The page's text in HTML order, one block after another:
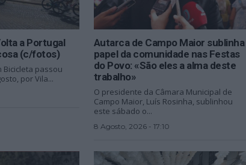
a Portugal
(c/fotos)
Bicicleta passou
por Vila...
Autarca de Campo Maior sublinha
papel da comunidade nas Festas
do Povo: «São eles a alma deste
trabalho»
O presidente da Câmara Municipal de
Campo Maior, Luís Rosinha, sublinhou
este sábado o...
8 Agosto, 2026 - 17:10